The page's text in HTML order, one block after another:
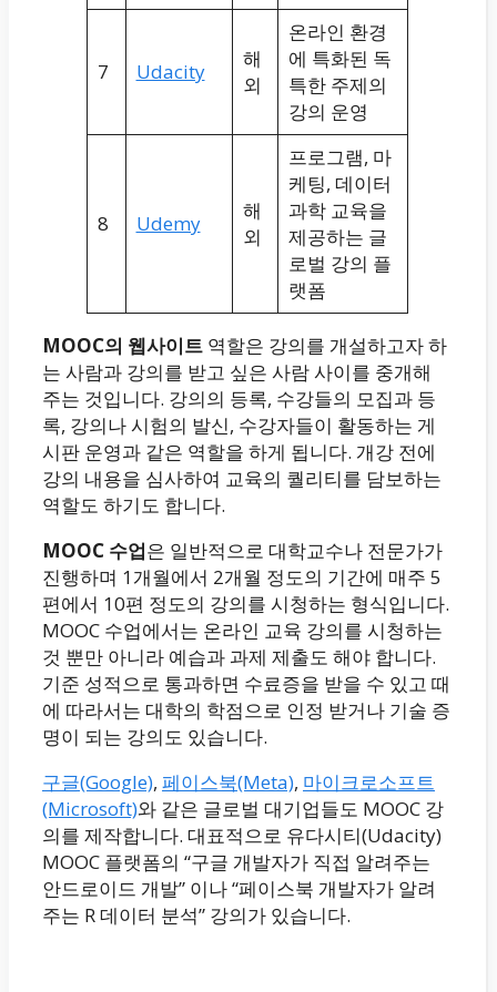
7 Udacity
해
외
온라인 환경
에 특화된 독
특한 주제의
강의 운영
8 Udemy
해
외
프로그램, 마
케팅, 데이터
과학 교육을
제공하는 글
로벌 강의 플
랫폼
MOOC의 웹사이트 역할은 강의를 개설하고자 하
는 사람과 강의를 받고 싶은 사람 사이를 중개해
주는 것입니다. 강의의 등록, 수강들의 모집과 등
록, 강의나 시험의 발신, 수강자들이 활동하는 게
시판 운영과 같은 역할을 하게 됩니다. 개강 전에
강의 내용을 심사하여 교육의 퀄리티를 담보하는
역할도 하기도 합니다.
MOOC 수업은 일반적으로 대학교수나 전문가가
진행하며 1개월에서 2개월 정도의 기간에 매주 5
편에서 10편 정도의 강의를 시청하는 형식입니다.
MOOC 수업에서는 온라인 교육 강의를 시청하는
것 뿐만 아니라 예습과 과제 제출도 해야 합니다.
기준 성적으로 통과하면 수료증을 받을 수 있고 때
에 따라서는 대학의 학점으로 인정 받거나 기술 증
명이 되는 강의도 있습니다.
구글(Google), 페이스북(Meta), 마이크로소프트
(Microsoft)와 같은 글로벌 대기업들도 MOOC 강
의를 제작합니다. 대표적으로 유다시티(Udacity)
MOOC 플랫폼의 “구글 개발자가 직접 알려주는
안드로이드 개발” 이나 “페이스북 개발자가 알려
주는 R 데이터 분석” 강의가 있습니다.